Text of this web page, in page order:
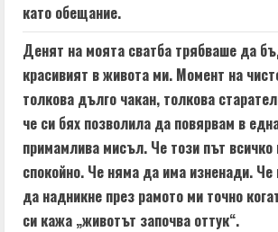
като обещание.
Денят на моята сватба трябваше да
красивият в живота ми. Момент на
толкова дълго чакан, толкова
че си бях позволила да повярвам в
примамлива мисъл. Че този път
спокойно. Че няма да има изненади.
да надникне през рамото ми точно
си кажа „животът започва оттук“.